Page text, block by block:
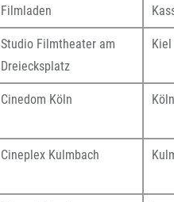
Filmladen
Studio Filmtheater am
Dreiecksplatz
Kiel
Cinedom Köln Köln
Cineplex Kulmbach